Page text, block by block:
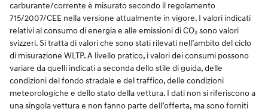
carburante/corrente è misurato secondo il regolamento
715/2007/CEE nella versione attualmente in vigore. I valori indicati
relativi al consumo di energia e alle emissioni di CO₂ sono valori
svizzeri. Si tratta di valori che sono stati rilevati nell’ambito del ciclo
di misurazione WLTP. A livello pratico, i valori dei consumi possono
variare da quelli indicati a seconda dello stile di guida, delle
condizioni del fondo stradale e del traffico, delle condizioni
meteorologiche e dello stato della vettura. I dati non si riferiscono a
una singola vettura e non fanno parte dell’offerta, ma sono forniti